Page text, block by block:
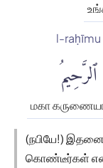
l-raḥīmu
ٱلرَّحِيمُ
மகா
(நபியே!)
கொண்டீர்கள்